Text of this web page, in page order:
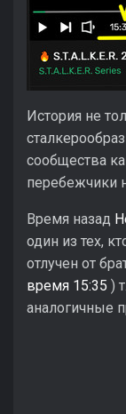
История не
сообщества
перебежчики
Время назад
один из тех,
отлучен от
время 15:35 )
аналогичные